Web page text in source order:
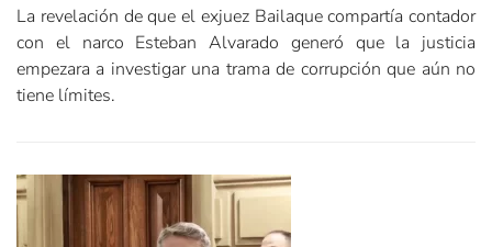
La revelación de que el exjuez Bailaque compartía contador
con el narco Esteban Alvarado generó que la justicia
empezara a investigar una trama de corrupción que aún no
tiene límites.